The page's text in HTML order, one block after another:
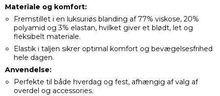
Materiale og komfort:
Fremstillet i en luksuriøs blanding af 77% viskose, 20%
polyamid og 3% elastan, hvilket giver et blødt, let og
fleksibelt materiale.
Elastik i taljen sikrer optimal komfort og bevægelsesfrihed
hele dagen.
Anvendelse:
Perfekte til både hverdag og fest, afhængig af valg af
overdel og accessories.